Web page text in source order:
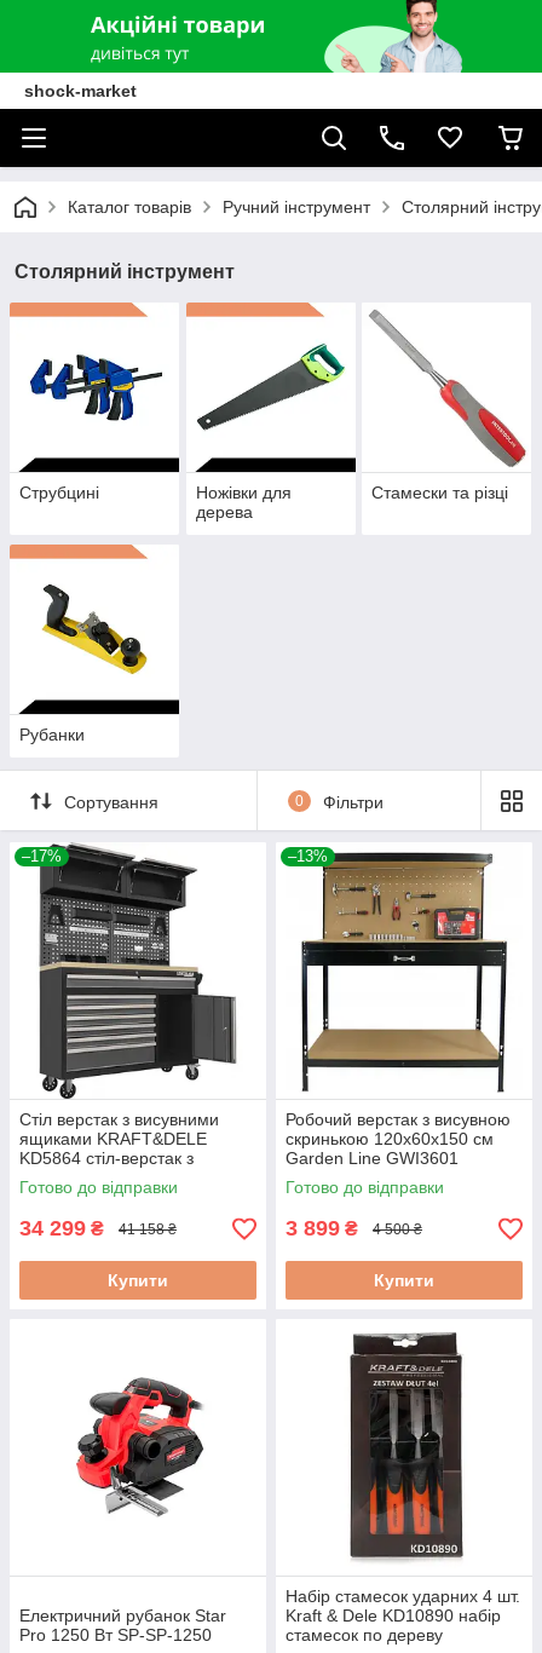
shock-market
Каталог товарів Ручний інструмент Столярний
Столярний інструмент
Струбцині
Ножівки для
дерева
Стамески та різці
Рубанки
Сортування 0 Фільтри
–17%
Стіл верстак з висувними
ящиками KRAFT&DELE
KD5864 стіл-верстак з
висувними ящиками
Готово до відправки
34 299 ₴ 41 158 ₴
Купити
–13%
Робочий верстак з висувною
скринькою 120x60x150 см
Garden Line GWI3601
робочий стіл для майстерні
верстак з ящиком та стендом
Готово до відправки
3 899 ₴ 4 500 ₴
Купити
Електричний рубанок Star
Pro 1250 Вт SP-SP-1250
Набір стамесок ударних 4 шт.
Kraft & Dele KD10890 набір
стамесок по дереву